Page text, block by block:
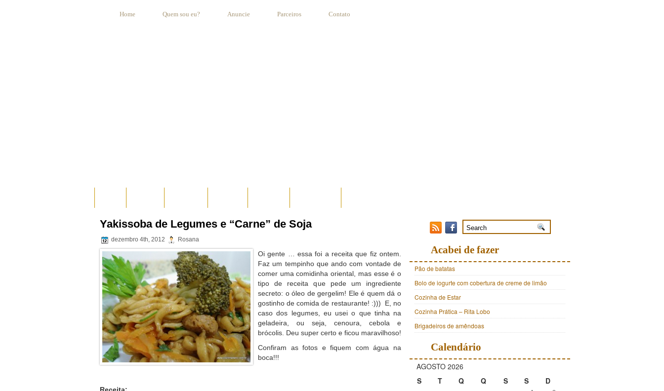
Home Quem sou eu? Anuncie Parceiros Contato
Yakissoba de Legumes e “Carne” de Soja
dezembro 4th, 2012 Rosana
Oi gente … essa foi a receita que fiz ontem.
Faz um tempinho que ando com vontade de
comer uma comidinha oriental, mas esse é o
tipo de receita que pede um ingrediente
secreto: o óleo de gergelim! Ele é quem dá o
gostinho de comida de restaurante! :))) E, no
caso dos legumes, eu usei o que tinha na
geladeira, ou seja, cenoura, cebola e
brócolis. Deu super certo e ficou maravilhoso!
Confiram as fotos e fiquem com água na
boca!!!
Acabei de fazer
Pão de batatas
Bolo de iogurte com cobertura de creme de limão
Cozinha de Estar
Cozinha Prática – Rita Lobo
Brigadeiros de amêndoas
Calendário
AGOSTO 2026
S
T Q Q S S D